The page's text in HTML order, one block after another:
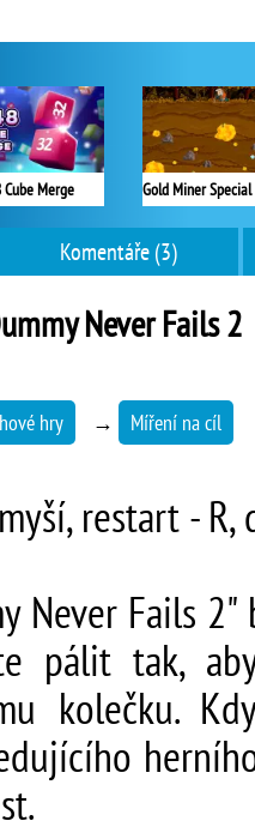
Cube Merge
Komentáře (3)
Never Fails 2
hry → Míření na cíl
restart - R,
Never Fails
pálit tak,
kolečku.